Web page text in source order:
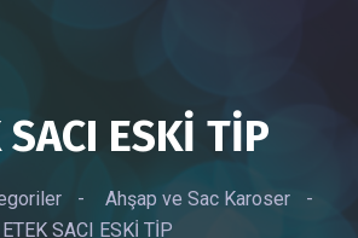
SACI ESKİ TİP
- Ahşap ve Sac Karoser
-
ETEK SACI ESKİ TİP